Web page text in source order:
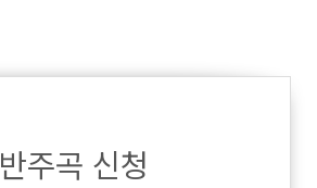
반주곡 신청